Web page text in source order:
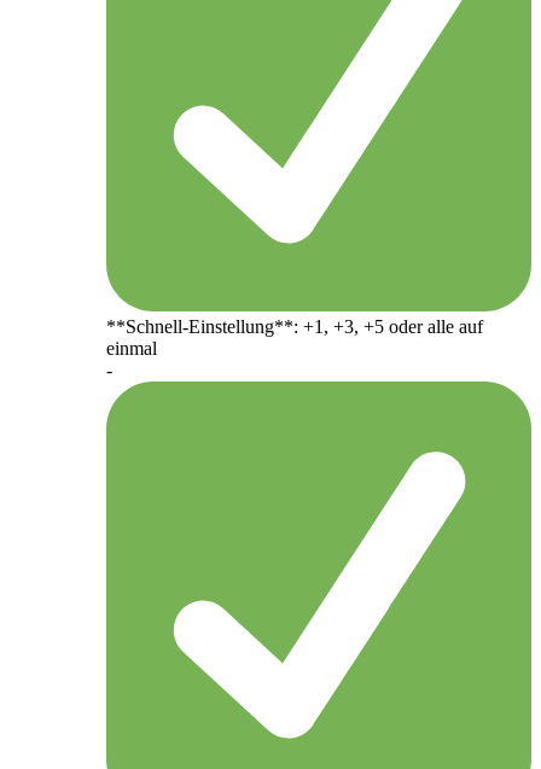
**Schnell-Einstellung**: +1, +3, +5 oder alle auf
einmal
-